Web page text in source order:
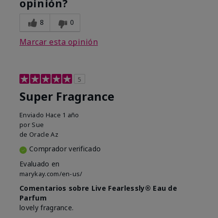
opinión?
8 0
Marcar esta opinión
5
Super Fragrance
Enviado Hace 1 año
por Sue
de Oracle Az
Comprador verificado
Evaluado en
marykay.com/en-us/
Comentarios sobre Live Fearlessly® Eau de
Parfum
lovely fragrance.